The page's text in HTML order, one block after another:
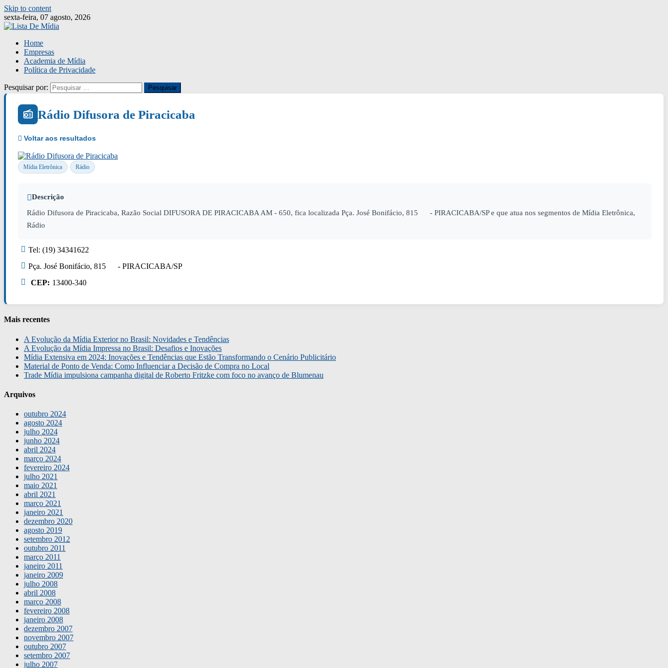
Skip to content
sexta-feira, 07 agosto, 2026
Home
Empresas
Academia de Mídia
Política de Privacidade
Pesquisar por:
Rádio Difusora de Piracicaba
Mídia Eletrônica Rádio
Descrição
Rádio Difusora de Piracicaba, Razão Social DIFUSORA DE PIRACICABA AM - 650, fica localizada Pça. José Bonifácio, 815 - PIRACICABA/SP e que atua nos segmentos de Mídia Eletrônica,
Rádio
Tel: (19) 34341622
Pça. José Bonifácio, 815 - PIRACICABA/SP
CEP: 13400-340
Mais recentes
A Evolução da Mídia Exterior no Brasil: Novidades e Tendências
A Evolução da Mídia Impressa no Brasil: Desafios e Inovações
Mídia Extensiva em 2024: Inovações e Tendências que Estão Transformando o Cenário Publicitário
Material de Ponto de Venda: Como Influenciar a Decisão de Compra no Local
Trade Mídia impulsiona campanha digital de Roberto Fritzke com foco no avanço de Blumenau
Arquivos
outubro 2024
agosto 2024
julho 2024
junho 2024
abril 2024
março 2024
fevereiro 2024
julho 2021
maio 2021
abril 2021
março 2021
janeiro 2021
dezembro 2020
agosto 2019
setembro 2012
outubro 2011
março 2011
janeiro 2011
janeiro 2009
julho 2008
abril 2008
março 2008
fevereiro 2008
janeiro 2008
dezembro 2007
novembro 2007
outubro 2007
setembro 2007
julho 2007